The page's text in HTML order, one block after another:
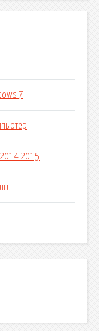
7
2014 2015